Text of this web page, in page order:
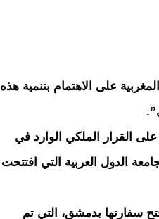
على الاهتمام بتنمية هذه
القرار الملكي الوارد في
الدول العربية التي افتتحت
سفارتها بدمشق، التي تم